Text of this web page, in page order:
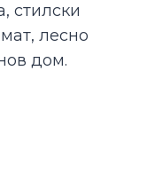
стилски
лесно
дом.